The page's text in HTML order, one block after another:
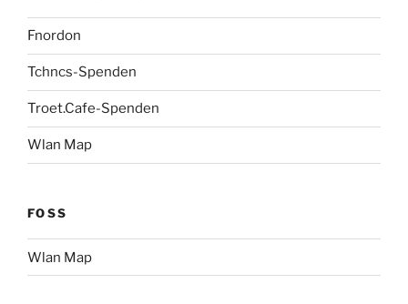
Fnordon
Tchncs-Spenden
Troet.Cafe-Spenden
Wlan Map
FOSS
Wlan Map